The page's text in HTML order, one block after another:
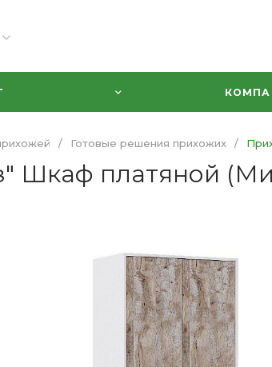
/ Готовые решения прихожих /
Шкаф платяной